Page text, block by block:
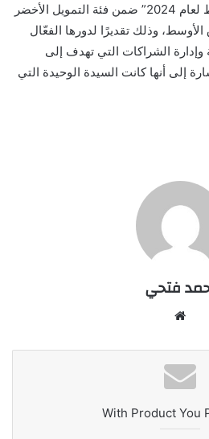
الاستدامة في الشرق الأوسط لعام 2024” ضمن فئة التمويل الأخضر
وذلك تقديرًا لدورها الفعّال
وإدارة الشراكات التي تهدف إلى
إلى أنها كانت السيدة الوحيدة التي
فتحي
With Product You